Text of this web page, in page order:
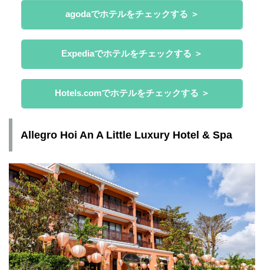
agodaでホテルをチェックする ＞
Expediaでホテルをチェックする ＞
Hotels.comでホテルをチェックする ＞
Allegro Hoi An A Little Luxury Hotel & Spa